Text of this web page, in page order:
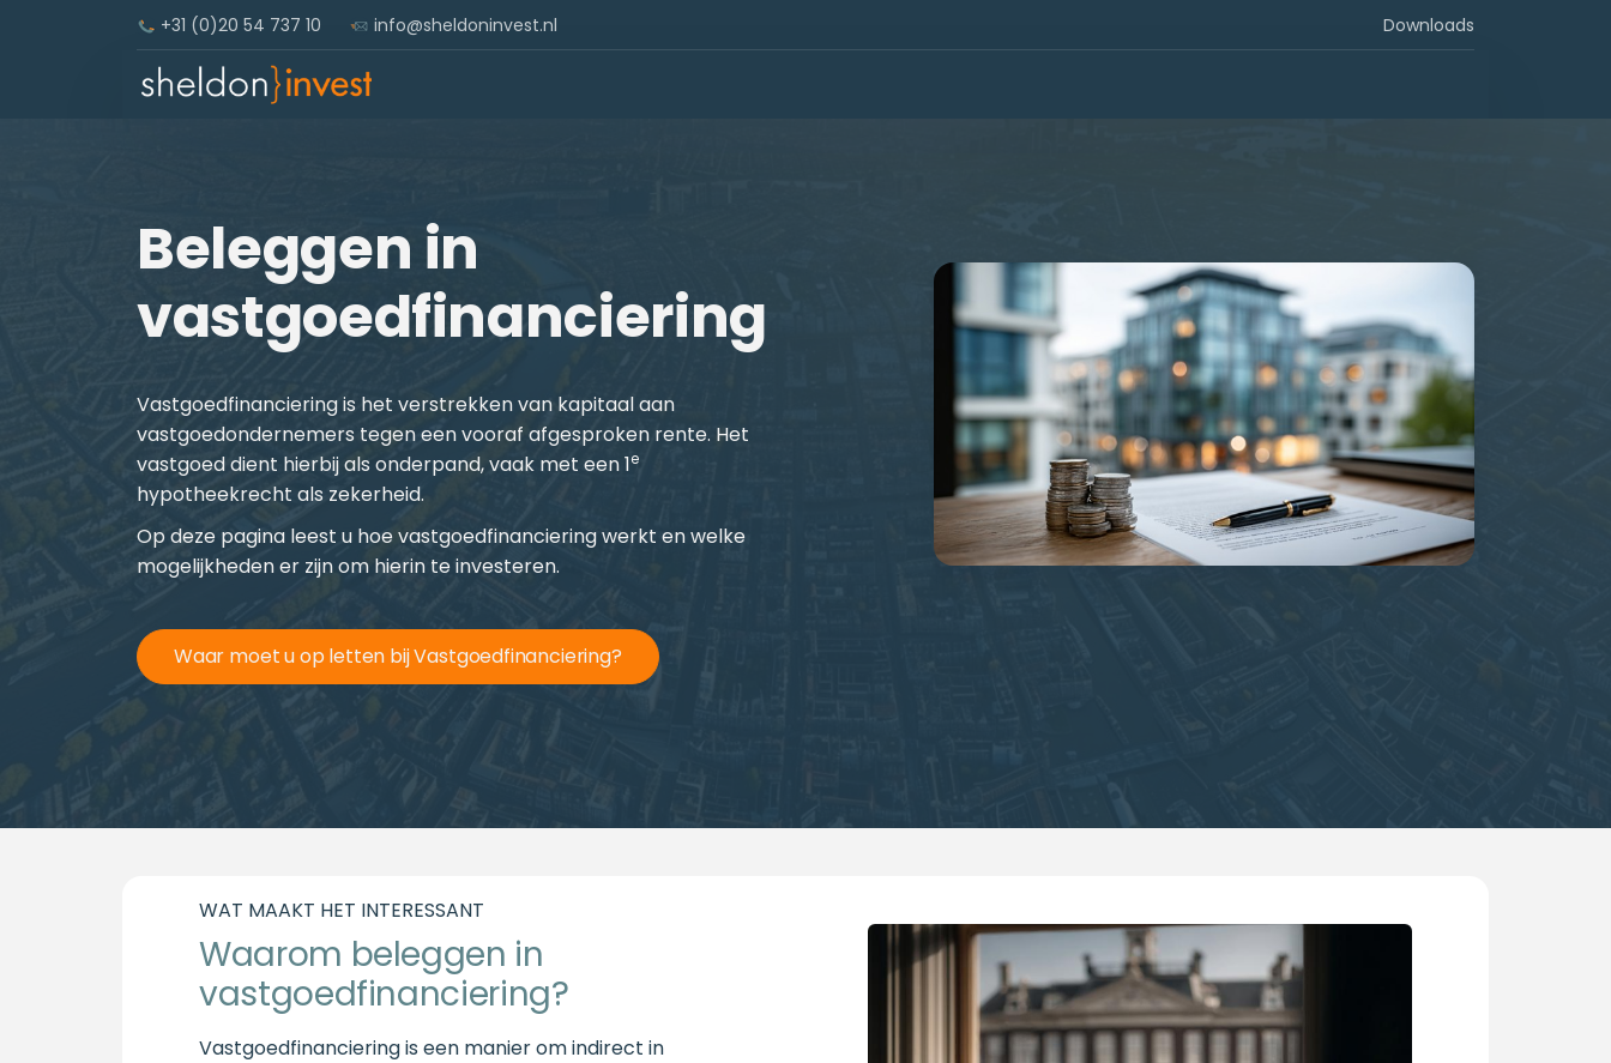
+31 (0)20 54 737 10 info@sheldoninvest.nl Downloads
Beleggen in
vastgoedfinanciering
Vastgoedfinanciering is het verstrekken van kapitaal aan
vastgoedondernemers tegen een vooraf afgesproken rente. Het
vastgoed dient hierbij als onderpand, vaak met een 1e
hypotheekrecht als zekerheid.
Op deze pagina leest u hoe vastgoedfinanciering werkt en welke
mogelijkheden er zijn om hierin te investeren.
Waar moet u op letten bij Vastgoedfinanciering?
WAT MAAKT HET INTERESSANT
Waarom beleggen in
vastgoedfinanciering?
Vastgoedfinanciering is een manier om indirect in